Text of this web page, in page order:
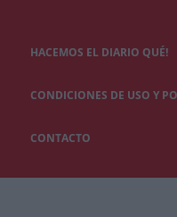
HACEMOS EL DIARIO QUÉ!
CONDICIONES DE USO Y
CONTACTO